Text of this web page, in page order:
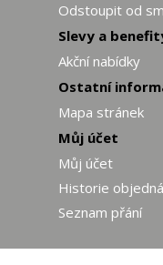
Odstoupit od
Slevy a
Akční nabídky
Ostatní
Mapa stránek
Můj účet
Můj účet
Historie
Seznam přání